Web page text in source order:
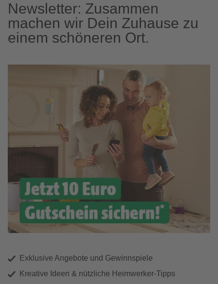
Newsletter: Zusammen
machen wir Dein Zuhause zu
einem schöneren Ort.
Exklusive Angebote und Gewinnspiele
Kreative Ideen & nützliche Heimwerker-Tipps